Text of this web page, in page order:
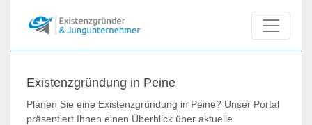
Existenzgründung in Peine
Planen Sie eine Existenzgründung in Peine? Unser Portal
präsentiert Ihnen einen Überblick über aktuelle